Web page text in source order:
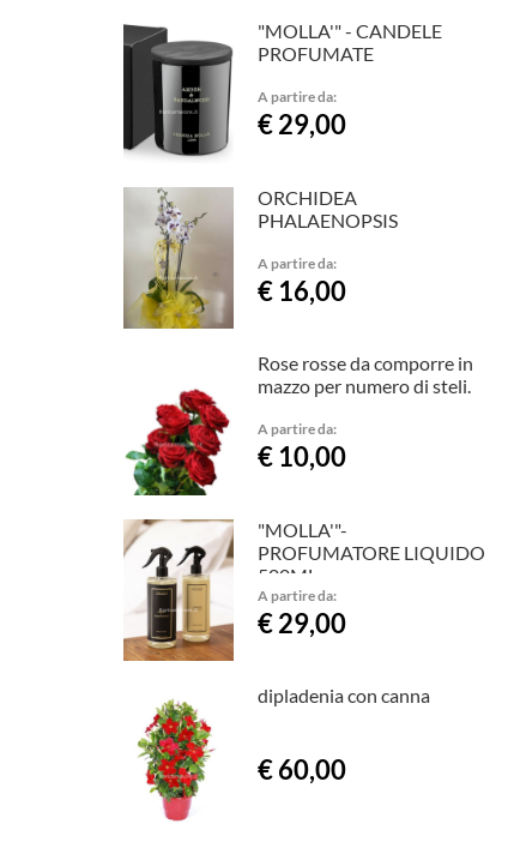
"MOLLA'" - CANDELE
PROFUMATE
A partire da:
€ 29,00
ORCHIDEA
PHALAENOPSIS
A partire da:
€ 16,00
Rose rosse da comporre in
mazzo per numero di steli.
A partire da:
€ 10,00
"MOLLA'"-
PROFUMATORE LIQUIDO
500ML
A partire da:
€ 29,00
dipladenia con canna
€ 60,00